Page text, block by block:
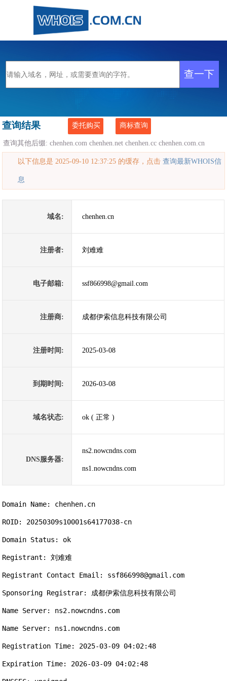
查询结果 委托购买 商标查询
查询其他后缀:chenhen.com chenhen.net chenhen.cc chenhen.com.cn
以下信息是 2025-09-10 12:37:25 的缓存，点击查询最新WHOIS信
息
域名: chenhen.cn
注册者: 刘难难
电子邮箱: ssf866998@gmail.com
注册商: 成都伊索信息科技有限公司
注册时间: 2025-03-08
到期时间: 2026-03-08
域名状态: ok ( 正常 )
DNS服务器:
ns2.nowcndns.com
ns1.nowcndns.com
Domain Name: chenhen.cn
ROID: 20250309s10001s64177038-cn
Domain Status: ok
Registrant: 刘难难
Registrant Contact Email: ssf866998@gmail.com
Sponsoring Registrar: 成都伊索信息科技有限公司
Name Server: ns2.nowcndns.com
Name Server: ns1.nowcndns.com
Registration Time: 2025-03-09 04:02:48
Expiration Time: 2026-03-09 04:02:48